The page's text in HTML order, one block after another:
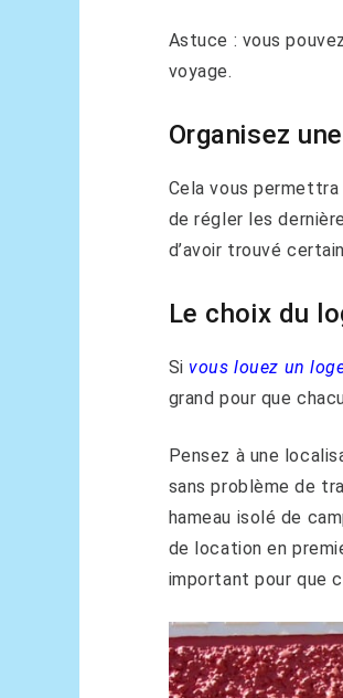
Astuce : vous
voyage.
Organisez
Cela vous
de régler les
d’avoir trouvé
Le choix du
Si vous louez un
grand pour que
Pensez à une
sans problème de
hameau isolé de
de location en
important pour que